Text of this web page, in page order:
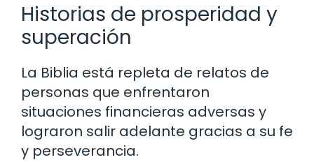
Historias de prosperidad y
superación
La Biblia está repleta de relatos de
personas que enfrentaron
situaciones financieras adversas y
lograron salir adelante gracias a su fe
y perseverancia.